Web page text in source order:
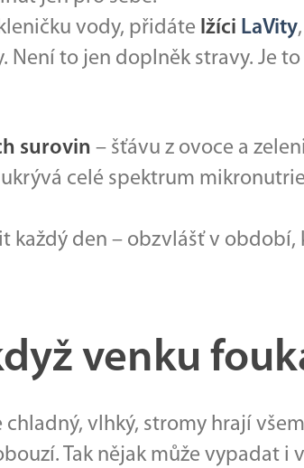
vody, přidáte lžíci LaVity
to jen doplněk stravy. Je
surovin – šťávu z ovoce a
celé spektrum
každý den – obzvlášť v období,
venku
vlhký, stromy hrají
Tak nějak může vypadat i